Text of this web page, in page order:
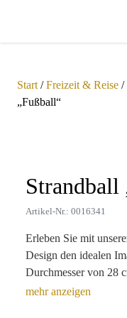
Start /Freizeit & Reise /
„Fußball“
Strandball
Artikel-Nr.: 0016341
Erleben Sie mit
Design den idealen
Durchmesser von 28
ist dieser